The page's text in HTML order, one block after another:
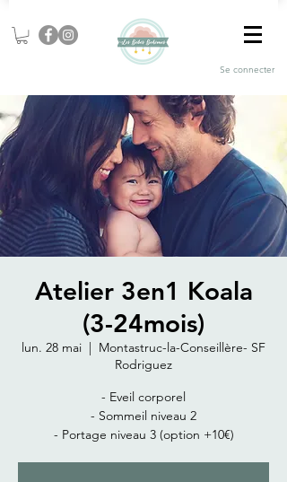
Se connecter
Atelier 3en1 Koala
(3-24mois)
lun. 28 mai
  |
Montastruc-la-Conseillère- SF
Rodriguez
- Eveil corporel
- Sommeil niveau 2
- Portage niveau 3 (option +10€)